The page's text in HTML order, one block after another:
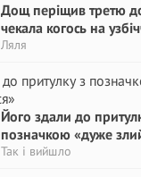
Дощ періщив третю
чекала когось на
Ляля
Його здали до
позначкою «дуже
Так і вийшло